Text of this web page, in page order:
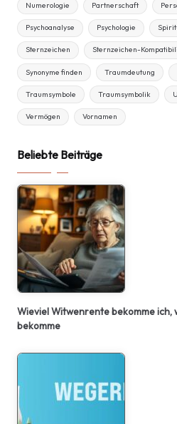
Numerologie Partnerschaft
Psychoanalyse Psychologie
Sternzeichen Sternzeichen-
Synonyme finden Traumdeutung
Traumsymbole Traumsymbolik
Vermögen Vornamen
Beliebte Beiträge
Wieviel Witwenrente bekomme ich,
bekomme